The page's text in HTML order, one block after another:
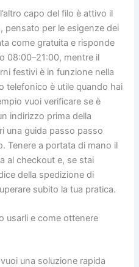
capo del filo è attivo il
pensato per le esigenze dei
come gratuita e risponde
08:00–21:00, mentre il
festivi è in funzione nella
telefonico è utile quando hai
vuoi verificare se è
indirizzo prima della
una guida passo passo
Tenere a portata di mano il
al checkout e, se stai
della spedizione di
subito la tua pratica.
usarli e come ottenere
una soluzione rapida